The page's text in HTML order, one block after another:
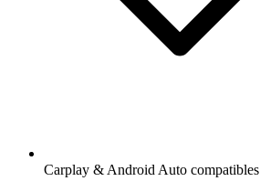
Carplay & Android Auto compatibles